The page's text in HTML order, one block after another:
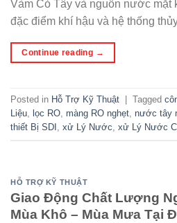
Vàm Cỏ Tây và nguồn nước mặt
đặc điểm khí hậu và hệ thống
Continue reading →
Posted in Hỗ Trợ Kỹ Thuật Tagged
Liệu, lọc RO, màng RO nghẹt, nước tây
thiết Bị SDI , xử Lý Nước, xử Lý Nước
HỖ TRỢ KỸ THUẬT
Giao Động Chất Lượng
Mùa Khô – Mùa Mưa Tại